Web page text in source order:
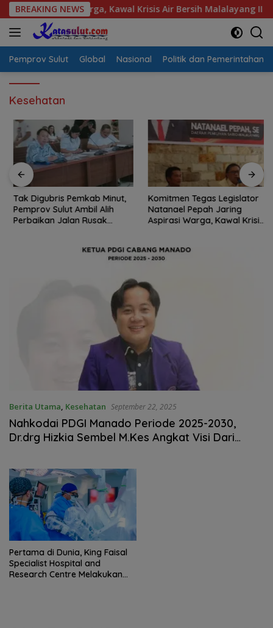
Langsung
ke
konten
BREAKING NEWS
Warga, Kawal Krisis Air Bersih Malalayang II Hingga
Pemprov Sulut Global Nasional Politik dan Pemerintahan
Kesehatan
Tak Digubris Pemkab Minut,
Pemprov Sulut Ambil Alih
Perbaikan Jalan Rusak
Komitmen Tegas Legislator
Natanael Pepah Jaring
Aspirasi Warga, Kawal Krisis
Infrastruktur
Berita Utama, Kesehatan September 22, 2025
Nahkodai PDGI Manado Periode 2025-2030,
Dr.drg Hizkia Sembel M.Kes Angkat Visi Dari
Pertama di Dunia, King Faisal
Specialist Hospital and
Research Centre Melakukan